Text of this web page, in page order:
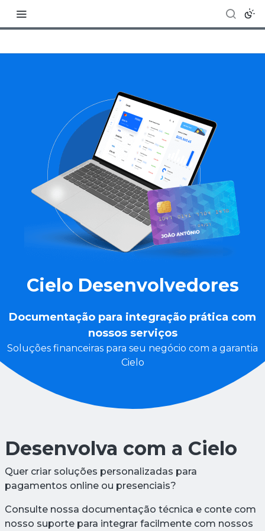
Cielo Desenvolvedores
Documentação para integração prática com
nossos serviços
Soluções financeiras para seu negócio com a garantia
Cielo
Desenvolva com a Cielo
Quer criar soluções personalizadas para
pagamentos online ou presenciais?
Consulte nossa documentação técnica e conte com
nosso suporte para integrar facilmente com nossos